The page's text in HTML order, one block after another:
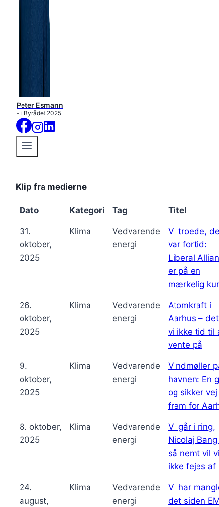
Peter Esmann
- i Byrådet 2025
Klip fra medierne
Dato Kategori Tag Titel
31.
oktober,
2025
Klima
Vedvarende
energi
Vi troede,
var fortid:
Liberal
er på en
mærkelig
26.
oktober,
2025
Klima
Vedvarende
energi
Atomkraft i
Aarhus –
vi ikke tid til
vente på
9.
oktober,
2025
Klima
Vedvarende
energi
Vindmøller
havnen: En
og sikker vej
frem for
8. oktober,
2025
Klima
Vedvarende
energi
Vi går i ring,
Nicolaj Bang
så nemt vil vi
ikke fejes af
24.
august,
Klima
Vedvarende
energi
Vi har
det siden